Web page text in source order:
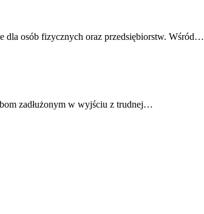
dla osób fizycznych oraz przedsiębiorstw. Wśród…
zadłużonym w wyjściu z trudnej…